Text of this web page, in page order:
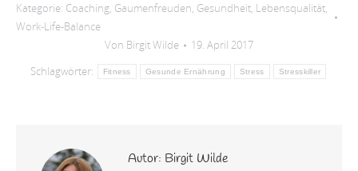
Kategorie: Coaching, Gaumenfreuden, Gesundheit, Lebensqualität,
Work-Life-Balance
Von Birgit Wilde
19. April 2017
Schlagwörter:
Fitness Gesunde Ernährung Stress Stresskiller
Autor: Birgit Wilde